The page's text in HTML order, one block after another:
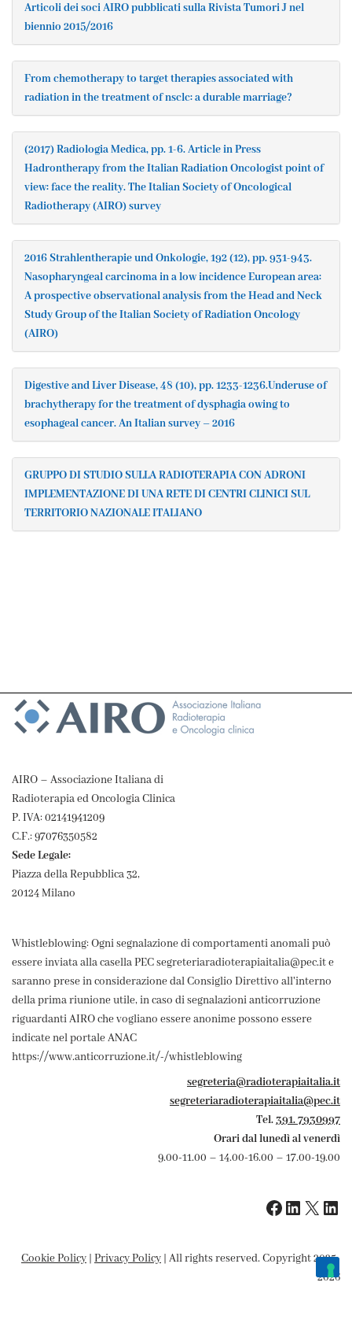
Articoli dei soci AIRO pubblicati sulla Rivista Tumori J nel
biennio 2015/2016
From chemotherapy to target therapies associated with
radiation in the treatment of nsclc: a durable marriage?
(2017) Radiologia Medica, pp. 1-6. Article in Press
Hadrontherapy from the Italian Radiation Oncologist point of
view: face the reality. The Italian Society of Oncological
Radiotherapy (AIRO) survey
2016 Strahlentherapie und Onkologie, 192 (12), pp. 931-943.
Nasopharyngeal carcinoma in a low incidence European area:
A prospective observational analysis from the Head and Neck
Study Group of the Italian Society of Radiation Oncology
(AIRO)
Digestive and Liver Disease, 48 (10), pp. 1233-1236.Underuse of
brachytherapy for the treatment of dysphagia owing to
esophageal cancer. An Italian survey – 2016
GRUPPO DI STUDIO SULLA RADIOTERAPIA CON ADRONI
IMPLEMENTAZIONE DI UNA RETE DI CENTRI CLINICI SUL
TERRITORIO NAZIONALE ITALIANO
AIRO – Associazione Italiana di
Radioterapia ed Oncologia Clinica
P. IVA: 02141941209
C.F.: 97076350582
Sede Legale:
Piazza della Repubblica 32,
20124 Milano
Whistleblowing: Ogni segnalazione di comportamenti anomali può
essere inviata alla casella PEC segreteriaradioterapiaitalia@pec.it e
saranno prese in considerazione dal Consiglio Direttivo all'interno
della prima riunione utile, in caso di segnalazioni anticorruzione
riguardanti AIRO che vogliano essere anonime possono essere
indicate nel portale ANAC
https://www.anticorruzione.it/-/whistleblowing
segreteria@radioterapiaitalia.it
segreteriaradioterapiaitalia@pec.it
Tel.391. 7930997
Orari dal lunedì al venerdì
9.00-11.00 – 14.00-16.00 – 17.00-19.00
Cookie Policy | Privacy Policy | All rights reserved. Copyright 2025-
2026